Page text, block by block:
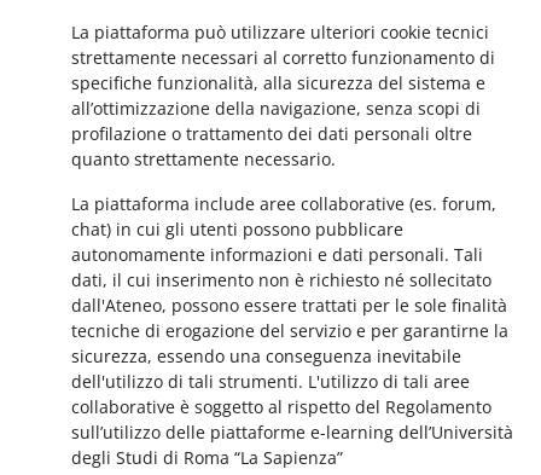
La piattaforma può utilizzare ulteriori cookie tecnici
strettamente necessari al corretto funzionamento di
specifiche funzionalità, alla sicurezza del sistema e
all’ottimizzazione della navigazione, senza scopi di
profilazione o trattamento dei dati personali oltre
quanto strettamente necessario.
La piattaforma include aree collaborative (es. forum,
chat) in cui gli utenti possono pubblicare
autonomamente informazioni e dati personali. Tali
dati, il cui inserimento non è richiesto né sollecitato
dall'Ateneo, possono essere trattati per le sole finalità
tecniche di erogazione del servizio e per garantirne la
sicurezza, essendo una conseguenza inevitabile
dell'utilizzo di tali strumenti. L'utilizzo di tali aree
collaborative è soggetto al rispetto del Regolamento
sull’utilizzo delle piattaforme e-learning dell’Università
degli Studi di Roma “La Sapienza”